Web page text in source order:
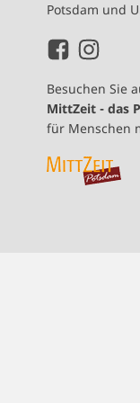
Potsdam und
Besuchen Sie
MittZeit - das
für Menschen